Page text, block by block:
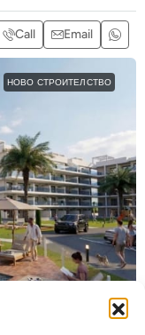
Call Email
НОВО СТРОИТЕЛСТВО